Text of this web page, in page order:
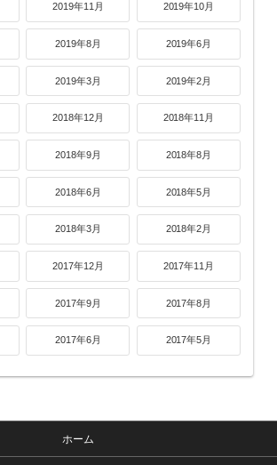
2019年11月 2019年10月
2019年8月 2019年6月
2019年3月 2019年2月
2018年12月 2018年11月
2018年9月 2018年8月
2018年6月 2018年5月
2018年3月 2018年2月
2017年12月 2017年11月
2017年9月 2017年8月
2017年6月 2017年5月
ホーム